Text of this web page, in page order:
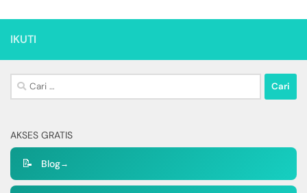
IKUTI
Cari
untuk:
AKSES GRATIS
📝 Blog→